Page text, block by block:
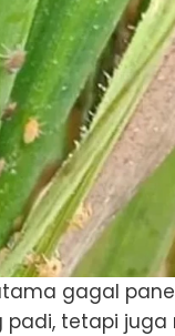
gagal
padi, tetapi